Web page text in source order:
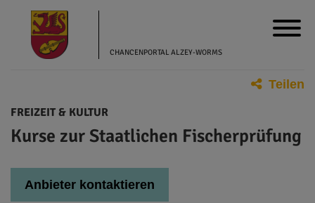
CHANCENPORTAL ALZEY-WORMS
Teilen
FREIZEIT & KULTUR
Kurse zur Staatlichen Fischerprüfung
Anbieter kontaktieren